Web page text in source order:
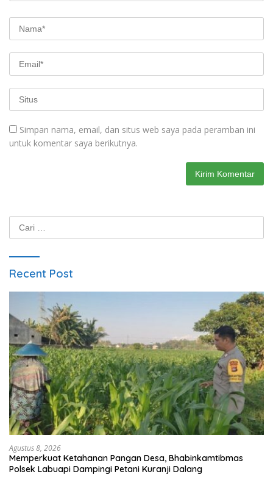
Simpan nama, email, dan situs web saya pada peramban ini
untuk komentar saya berikutnya.
Cari
untuk:
Recent Post
Agustus 8, 2026
Memperkuat Ketahanan Pangan Desa, Bhabinkamtibmas
Polsek Labuapi Dampingi Petani Kuranji Dalang